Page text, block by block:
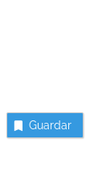
Guardar